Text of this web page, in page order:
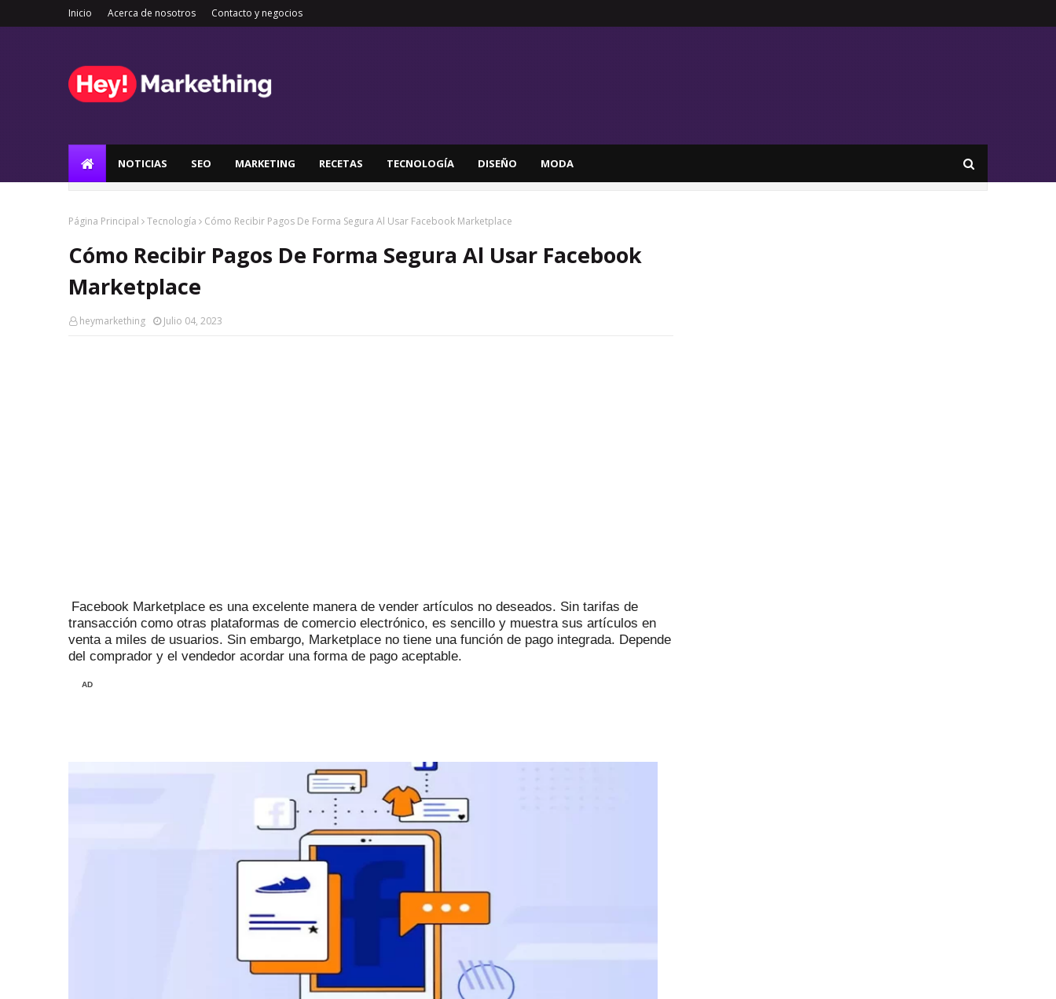
Inicio Acerca de nosotros Contacto y negocios
NOTICIAS SEO MARKETING RECETAS TECNOLOGÍA DISEÑO MODA
Página Principal Tecnología Cómo Recibir Pagos De Forma Segura Al Usar Facebook Marketplace
Cómo Recibir Pagos De Forma Segura Al Usar Facebook
Marketplace
heymarkething Julio 04, 2023
Facebook Marketplace es una excelente manera de vender artículos no deseados. Sin tarifas de
transacción como otras plataformas de comercio electrónico, es sencillo y muestra sus artículos en
venta a miles de usuarios. Sin embargo, Marketplace no tiene una función de pago integrada. Depende
del comprador y el vendedor acordar una forma de pago aceptable.
AD